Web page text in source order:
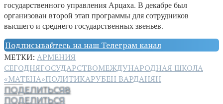
государственного управления Арцаха. В декабре был
организован второй этап программы для сотрудников
высшего и среднего государственных звеньев.
Подписывайтесь на наш Телеграм канал
МЕТКИ: АРМЕНИЯ
СЕГОДНЯГОСУДАРСТВОМЕЖДУНАРОДНАЯ ШКОЛА
«МАТЕНА»ПОЛИТИКАРУБЕН ВАРДАНЯН
ПОДЕЛИТЬСЯ8
ПОДЕЛИТЬСЯ